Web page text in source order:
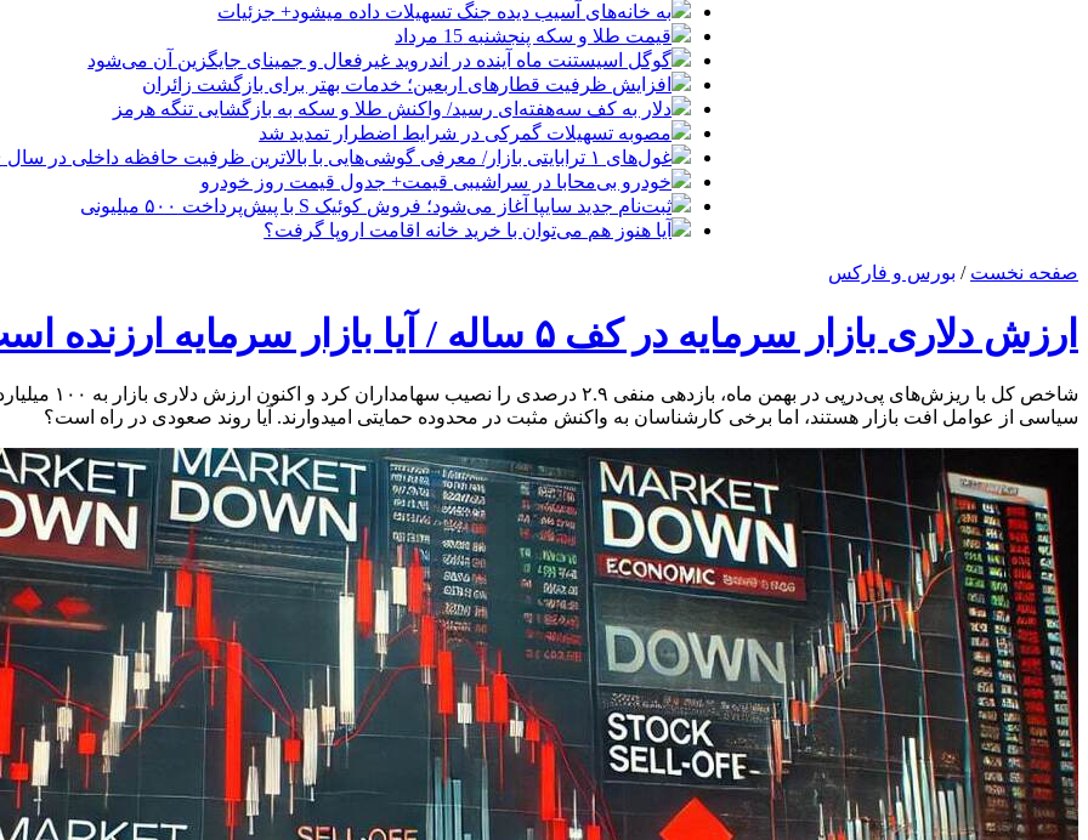
به خانه‌های آسیب دیده جنگ تسهیلات داده میشود+ جزئیات
قیمت طلا و سکه پنجشنبه 15 مرداد
گوگل اسیستنت ماه آینده در اندروید غیرفعال و جمینای جایگزین آن می‌شود
افزایش ظرفیت قطارهای اربعین؛ خدمات بهتر برای بازگشت زائران
دلار به کف سه‌هفته‌ای رسید/ واکنش طلا و سکه به بازگشایی تنگه هرمز
مصوبه تسهیلات گمرکی در شرایط اضطرار تمدید شد
غول‌های ۱ ترابایتی بازار/ معرفی گوشی‌هایی با بالاترین ظرفیت حافظه داخلی در سال ۲۰۲۶
خودرو بی‌محابا در سراشیبی قیمت+ جدول قیمت روز خودرو
ثبت‌نام جدید سایپا آغاز می‌شود؛ فروش کوئیک S با پیش‌پرداخت ۵۰۰ میلیونی
آیا هنوز هم می‌توان با خرید خانه اقامت اروپا گرفت؟
صفحه نخست / بورس و فارکس
ارزش دلاری بازار سرمایه در کف ۵ ساله / آیا بازار سرمایه ارزنده است؟
شاخص کل با
سیاسی از عوامل افت بازار هستند، اما برخی کارشناسان به واکنش مثبت در محدوده حمایتی امیدوارند. آیا روند صعودی در راه است؟